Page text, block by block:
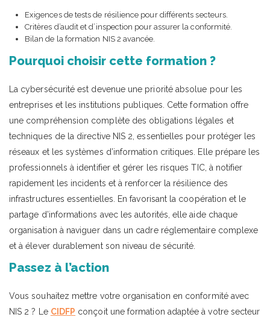
Exigences de tests de résilience pour différents secteurs.
Critères d’audit et d’inspection pour assurer la conformité.
Bilan de la formation NIS 2 avancée.
Pourquoi choisir cette formation ?
La cybersécurité est devenue une priorité absolue pour les
entreprises et les institutions publiques. Cette formation offre
une compréhension complète des obligations légales et
techniques de la directive NIS 2, essentielles pour protéger les
réseaux et les systèmes d’information critiques. Elle prépare les
professionnels à identifier et gérer les risques TIC, à notifier
rapidement les incidents et à renforcer la résilience des
infrastructures essentielles. En favorisant la coopération et le
partage d’informations avec les autorités, elle aide chaque
organisation à naviguer dans un cadre réglementaire complexe
et à élever durablement son niveau de sécurité.
Passez à l’action
Vous souhaitez mettre votre organisation en conformité avec
NIS 2 ? Le CIDFP conçoit une formation adaptée à votre secteur